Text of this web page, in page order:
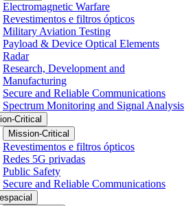
Electromagnetic Warfare
Revestimentos e filtros ópticos
Military Aviation Testing
Payload & Device Optical Elements
Radar
Research, Development and
Manufacturing
Secure and Reliable Communications
Spectrum Monitoring and Signal Analysis
Critical
Mission-Critical
Revestimentos e filtros ópticos
Redes 5G privadas
Public Safety
Secure and Reliable Communications